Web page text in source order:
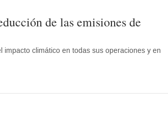
de las emisiones de
climático en todas sus operaciones y en